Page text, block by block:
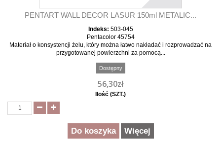
PENTART WALL DECOR LASUR 150ml METALIC...
Indeks: 503-045
Pentacolor 45754
Materiał o konsystencji żelu, który można łatwo nakładać i rozprowadzać na
przygotowanej powierzchni za pomocą...
Dostępny
56,30zł
Ilość (SZT.)
Do koszyka Więcej